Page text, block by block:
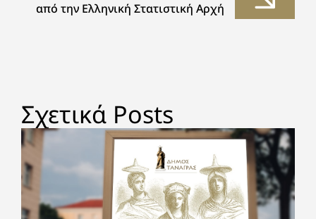
από την Ελληνική Στατιστική Αρχή
Σχετικά Posts